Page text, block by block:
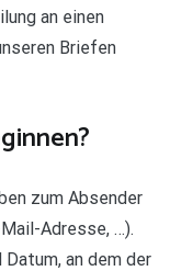
an einen
Briefen
zum Absender
Adresse, …).
an dem der